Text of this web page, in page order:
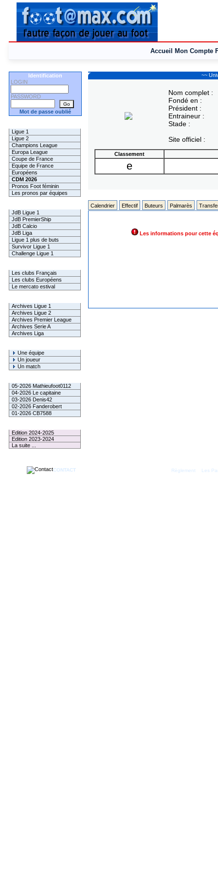
Accueil Mon Compte
Identification
LOGIN
PASSWORD
Mot de passe oublié
Ligue 1
Ligue 2
Champions League
Europa League
Coupe de France
Equipe de France
Européens
CDM 2026
Pronos Foot féminin
Les pronos par équipes
JdB Ligue 1
JdB PremierShip
JdB Calcio
JdB Liga
Ligue 1 plus de buts
Survivor Ligue 1
Challenge Ligue 1
Les clubs Français
Les clubs Européens
Le mercato estival
Archives Ligue 1
Archives Ligue 2
Archives Premier League
Archives Serie A
Archives Liga
Une équipe
Un joueur
Un match
05-2026 Mathieufoot0112
04-2026 Le capitaine
03-2026 Denis42
02-2026 Fanderobert
01-2026 CB7588
Edition 2024-2025
Edition 2023-2024
La suite ...
~~
Nom complet :
Fondé en :
Président :
Entraineur :
Stade :
Site officiel :
Classement
e
Calendrier Effectif Buteurs Palmarès
Les informations pour cette
CONTACT Règlement Les